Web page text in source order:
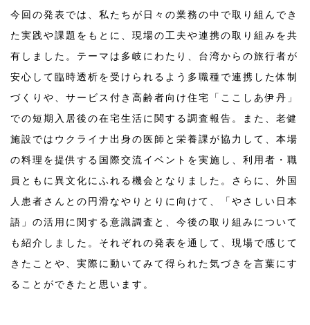
今回の発表では、私たちが日々の業務の中で取り組んでき
た実践や課題をもとに、現場の工夫や連携の取り組みを共
有しました。テーマは多岐にわたり、台湾からの旅行者が
安心して臨時透析を受けられるよう多職種で連携した体制
づくりや、サービス付き高齢者向け住宅「ここしあ伊丹」
での短期入居後の在宅生活に関する調査報告。また、老健
施設ではウクライナ出身の医師と栄養課が協力して、本場
の料理を提供する国際交流イベントを実施し、利用者・職
員ともに異文化にふれる機会となりました。さらに、外国
人患者さんとの円滑なやりとりに向けて、「やさしい日本
語」の活用に関する意識調査と、今後の取り組みについて
も紹介しました。それぞれの発表を通して、現場で感じて
きたことや、実際に動いてみて得られた気づきを言葉にす
ることができたと思います。